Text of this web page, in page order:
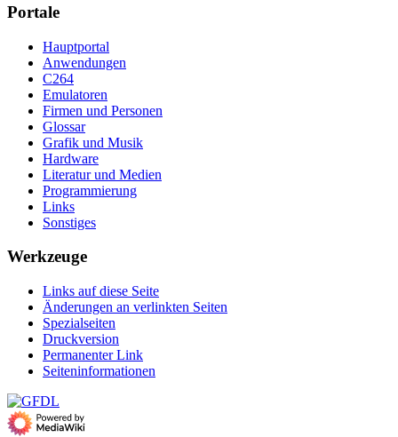
Portale
Hauptportal
Anwendungen
C264
Emulatoren
Firmen und Personen
Glossar
Grafik und Musik
Hardware
Literatur und Medien
Programmierung
Links
Sonstiges
Werkzeuge
Links auf diese Seite
Änderungen an verlinkten Seiten
Spezialseiten
Druckversion
Permanenter Link
Seiten­­informationen